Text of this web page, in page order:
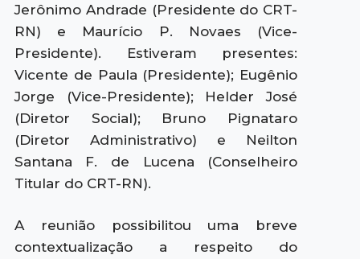
Jerônimo Andrade (Presidente do CRT-
RN) e Maurício P. Novaes (Vice-
Presidente). Estiveram presentes:
Vicente de Paula (Presidente); Eugênio
Jorge (Vice-Presidente); Helder José
(Diretor Social); Bruno Pignataro
(Diretor Administrativo) e Neilton
Santana F. de Lucena (Conselheiro
Titular do CRT-RN).
A reunião possibilitou uma breve
contextualização a respeito do